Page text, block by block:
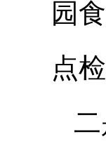
园
点